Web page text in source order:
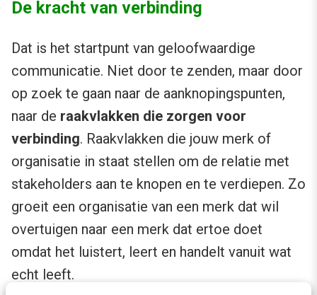
De kracht van verbinding
Dat is het startpunt van geloofwaardige
communicatie. Niet door te zenden, maar door
op zoek te gaan naar de aanknopingspunten,
naar de raakvlakken die zorgen voor
verbinding. Raakvlakken die jouw merk of
organisatie in staat stellen om de relatie met
stakeholders aan te knopen en te verdiepen. Zo
groeit een organisatie van een merk dat wil
overtuigen naar een merk dat ertoe doet
omdat het luistert, leert en handelt vanuit wat
echt leeft.